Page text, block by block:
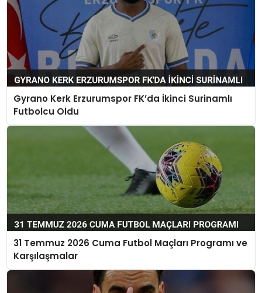
Gyrano Kerk Erzurumspor FK’da İkinci Surinamlı
Futbolcu Oldu
31 Temmuz 2026 Cuma Futbol Maçları Programı ve
Karşılaşmalar